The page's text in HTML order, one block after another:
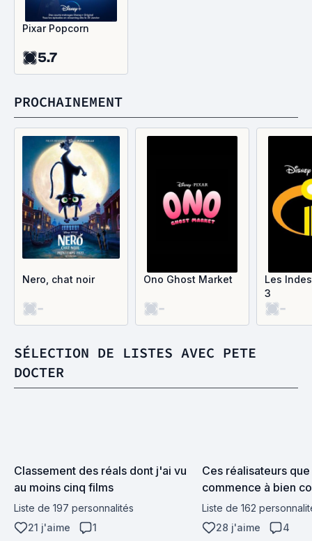
Pixar Popcorn
5.7
PROCHAINEMENT
Nero, chat noir
-
Ono Ghost Market
-
Les
3
-
SÉLECTION DE LISTES AVEC PETE
DOCTER
Classement des réals dont j'ai vu
au moins cinq films
Liste de 197 personnalités
21 j'aime
1
Ces réalisateurs
commence à bien
Liste de 162
28 j'aime
4